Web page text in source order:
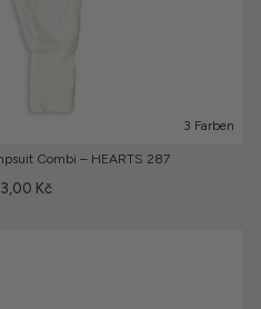
3 Farben
Combi – HEARTS 287
Kč